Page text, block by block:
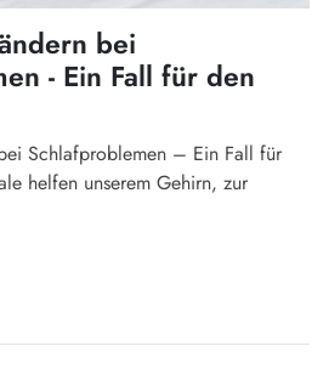
bei
- Ein Fall für den
Schlafproblemen – Ein Fall für
helfen unserem Gehirn, zur